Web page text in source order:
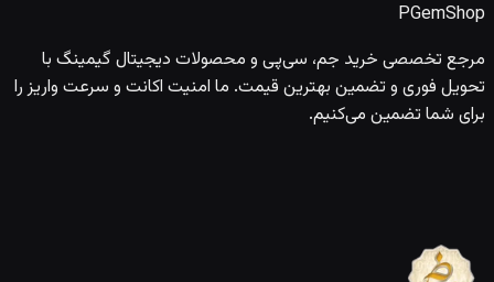
PGemShop
مرجع تخصصی خرید جم، سی‌پی و محصولات دیجیتال گیمینگ با
تحویل فوری و تضمین بهترین قیمت. ما امنیت اکانت و سرعت واریز را
برای شما تضمین می‌کنیم.